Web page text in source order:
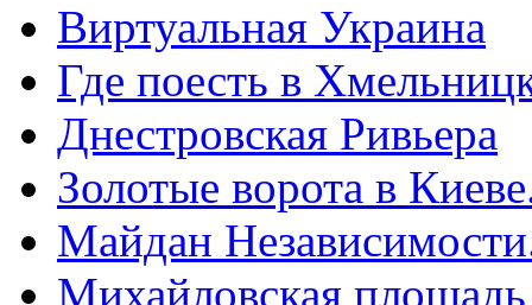
Виртуальная Украина
Где поесть в
Днестровская Ривьера
Золотые ворота в
Майдан
Михайловская